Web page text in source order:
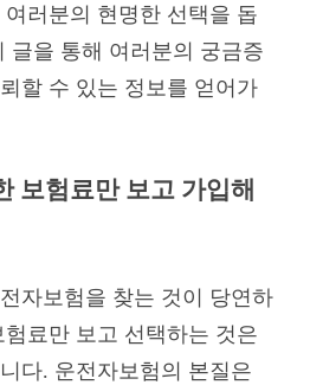
러분의 현명한 선택을 돕
글을 통해 여러분의 궁금증
할 수 있는 정보를 얻어가
보험료만 보고 가입해
자보험을 찾는 것이 당연하
료만 보고 선택하는 것은
다. 운전자보험의 본질은